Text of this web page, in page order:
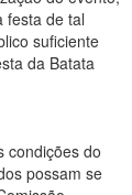
festa de tal
suficiente
da Batata
condições do
possam se